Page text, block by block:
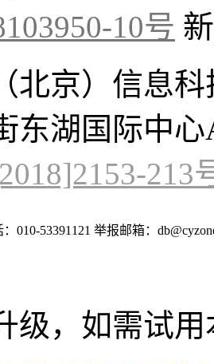
10号
北京）信息
东湖国际中
213
010-53391121 举报邮箱：
级，如需试